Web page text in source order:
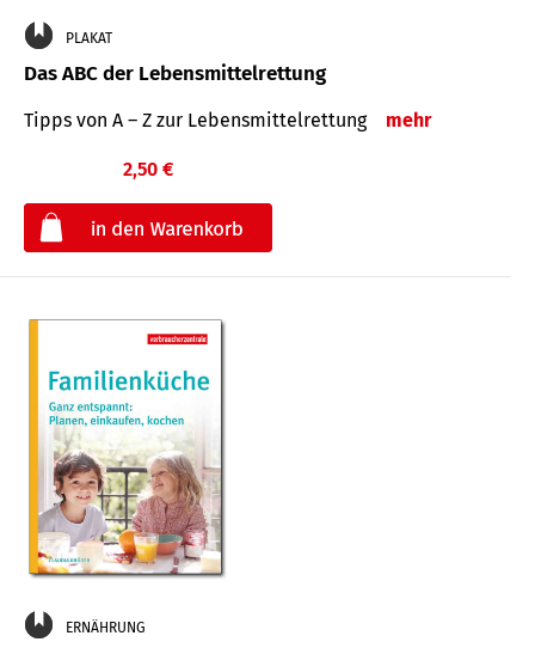
PLAKAT
Das ABC der Lebensmittelrettung
Tipps von A – Z zur Lebensmittelrettung mehr
2,50 €
ERNÄHRUNG